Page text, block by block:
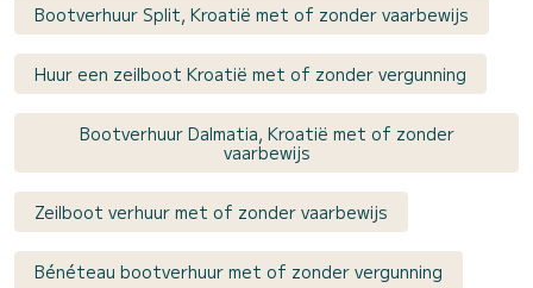
Bootverhuur Split, Kroatië met of zonder vaarbewijs
Huur een zeilboot Kroatië met of zonder vergunning
Bootverhuur Dalmatia, Kroatië met of zonder
vaarbewijs
Zeilboot verhuur met of zonder vaarbewijs
Bénéteau bootverhuur met of zonder vergunning